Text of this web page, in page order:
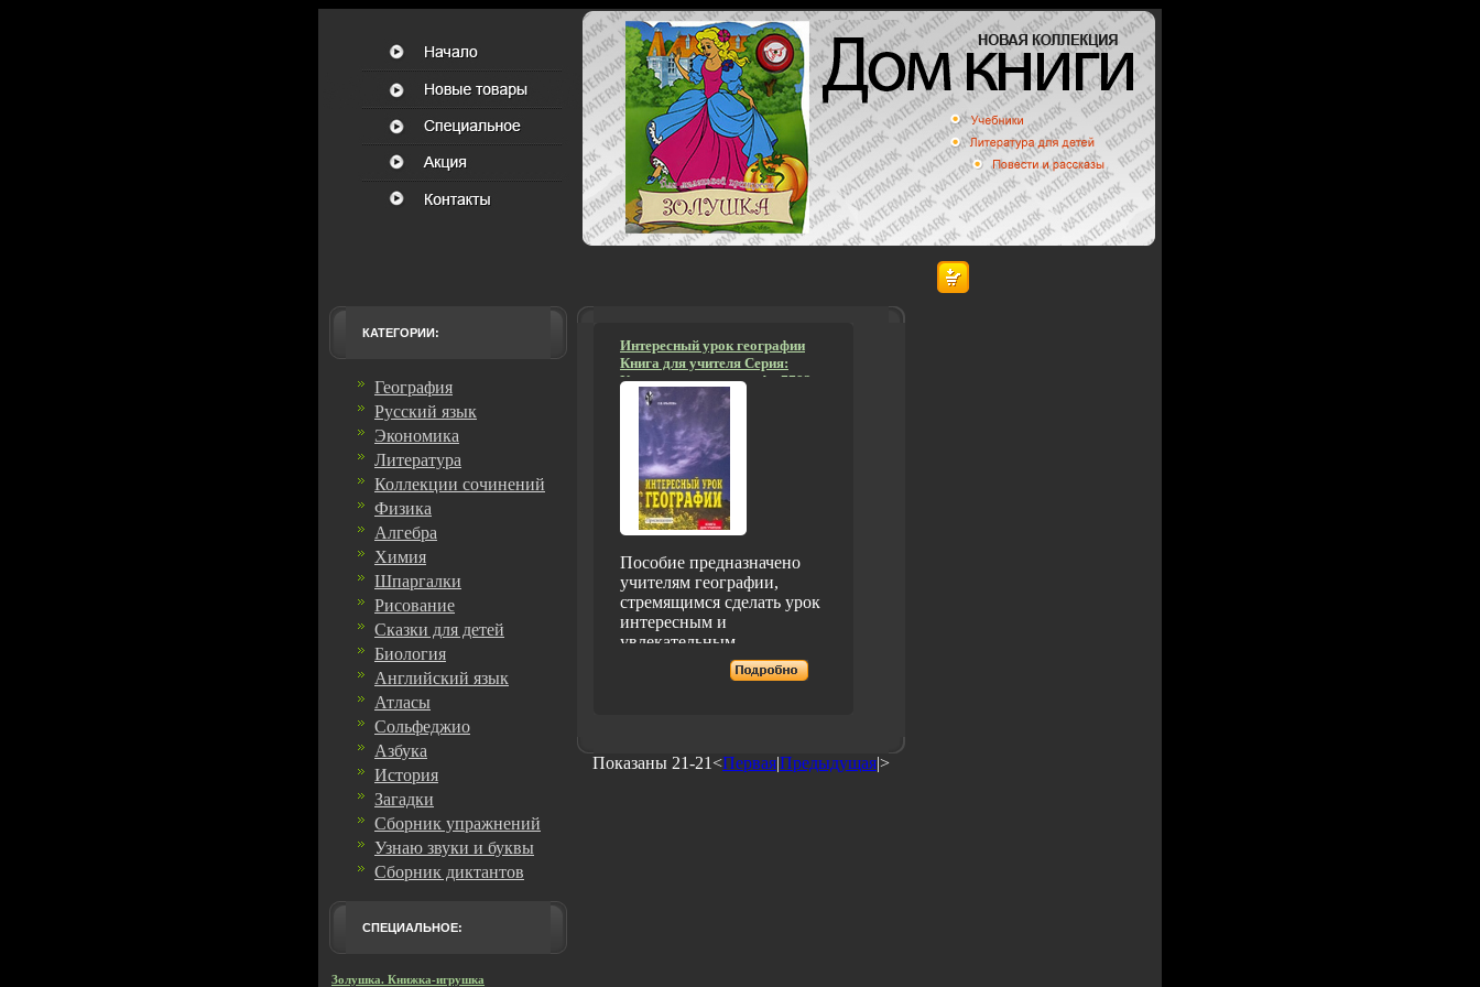
КАТЕГОРИИ:
География
Русский язык
Экономика
Литература
Коллекции сочинений
Физика
Алгебра
Химия
Шпаргалки
Рисование
Сказки для детей
Биология
Английский язык
Атласы
Сольфеджио
Азбука
История
Загадки
Сборник упражнений
Узнаю звуки и буквы
Сборник диктантов
СПЕЦИАЛЬНОЕ:
Золушка. Книжка-игрушка
Интересный урок географии
Книга для учителя Серия:
Книга для учителя инфо 7783m.
Пособие предназначено
учителям географии,
стремящимся сделать урок
интересным и
увлекательным
Содержащиеся в нем
материалы нацелены на
способностей
Показаны 21-21<Первая|Предыдущая|>